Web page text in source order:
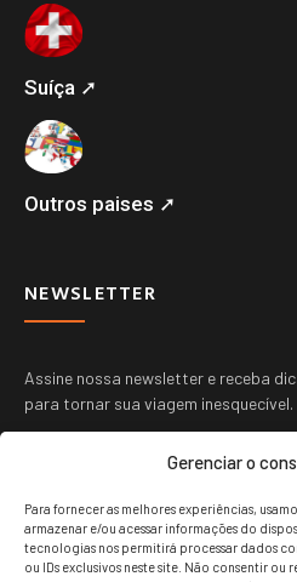
Gerenciar o
Para fornecer as melhores experiências,
armazenar e/ou acessar informações do
tecnologias nos permitirá processar dados
ou IDs exclusivos neste site. Não consentir
Suíça ➚
Outros paises ➚
NEWSLETTER
Assine nossa newsletter e receba
para tornar sua viagem inesquecível.